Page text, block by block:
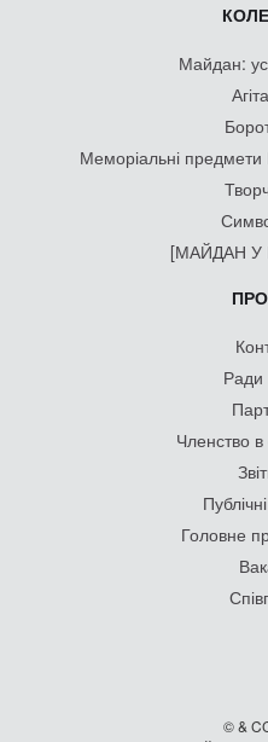
Майдан:
Меморіальні предмети
[МАЙДАН У
Членство в
Головне
© &